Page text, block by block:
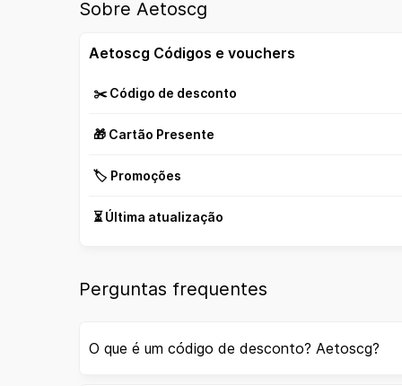
Sobre Aetoscg
Aetoscg Códigos e vouchers
✂️ Código de desconto
🎁 Cartão Presente
🏷️ Promoções
⏳ Última atualização
Perguntas frequentes
O que é um código de desconto? Aetoscg?